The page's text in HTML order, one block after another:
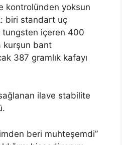
kontrolünden yoksun
biri standart uç
tungsten içeren 400
kurşun bant
387 gramlık kafayı
ilave stabilite
beri muhteşemdi”